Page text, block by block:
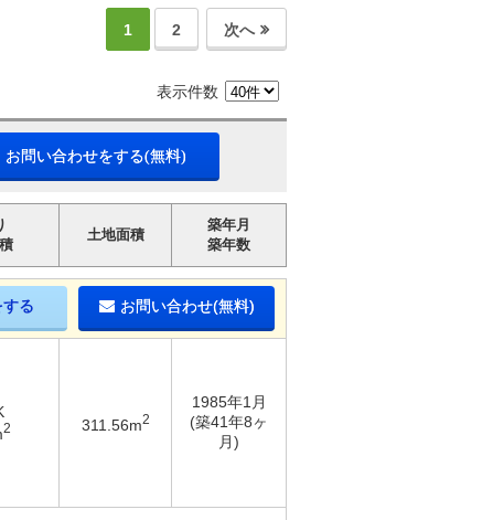
1 2 次へ
表示件数
お問い合わせをする(無料)
土地面積
築年月
築年数
する お問い合わせ(無料)
2 311.56m2
1985年1月
(築41年8ヶ
月)